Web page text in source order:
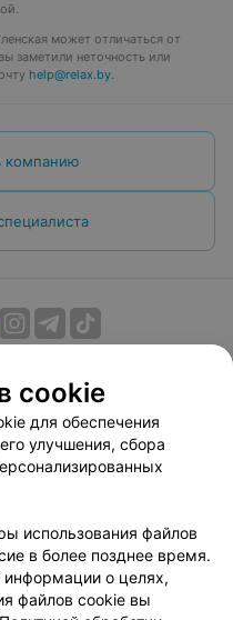
может отличаться от
заметили неточность или
help@relax.by.
компанию
Способы оплаты
сервиса
соглашение
сотрудничества
relax.by
cookie
cookie
для обеспечения
улучшения, сбора
использования файлов
в более позднее время.
информации о целях,
файлов cookie вы